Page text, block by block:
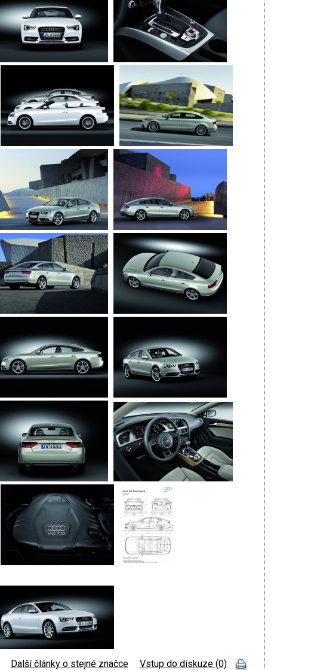
Další články o stejné značce Vstup do diskuze (0)